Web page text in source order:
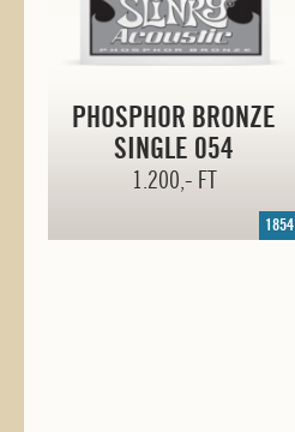
PHOSPHOR BRONZE
SINGLE 054
1.200,- FT
1854